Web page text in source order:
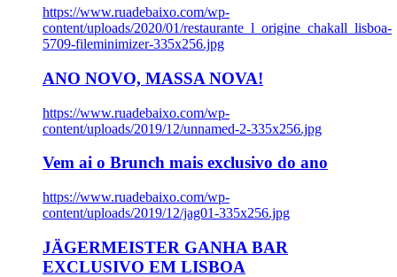
https://www.ruadebaixo.com/wp-
content/uploads/2020/01/restaurante_l_origine_chakall_lisboa-
5709-fileminimizer-335x256.jpg
ANO NOVO, MASSA NOVA!
https://www.ruadebaixo.com/wp-
content/uploads/2019/12/unnamed-2-335x256.jpg
Vem ai o Brunch mais exclusivo do ano
https://www.ruadebaixo.com/wp-
content/uploads/2019/12/jag01-335x256.jpg
JÄGERMEISTER GANHA BAR
EXCLUSIVO EM LISBOA